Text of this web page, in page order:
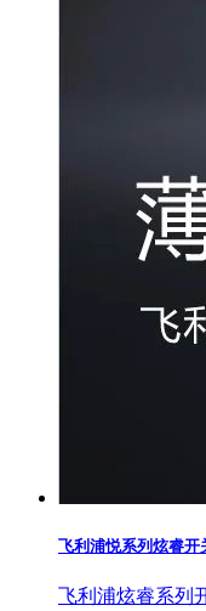
飞利浦悦系列炫睿开
飞利浦炫睿系